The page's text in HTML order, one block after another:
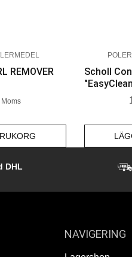
REMOVER
Moms
Scholl
DHL
NAVIGERING